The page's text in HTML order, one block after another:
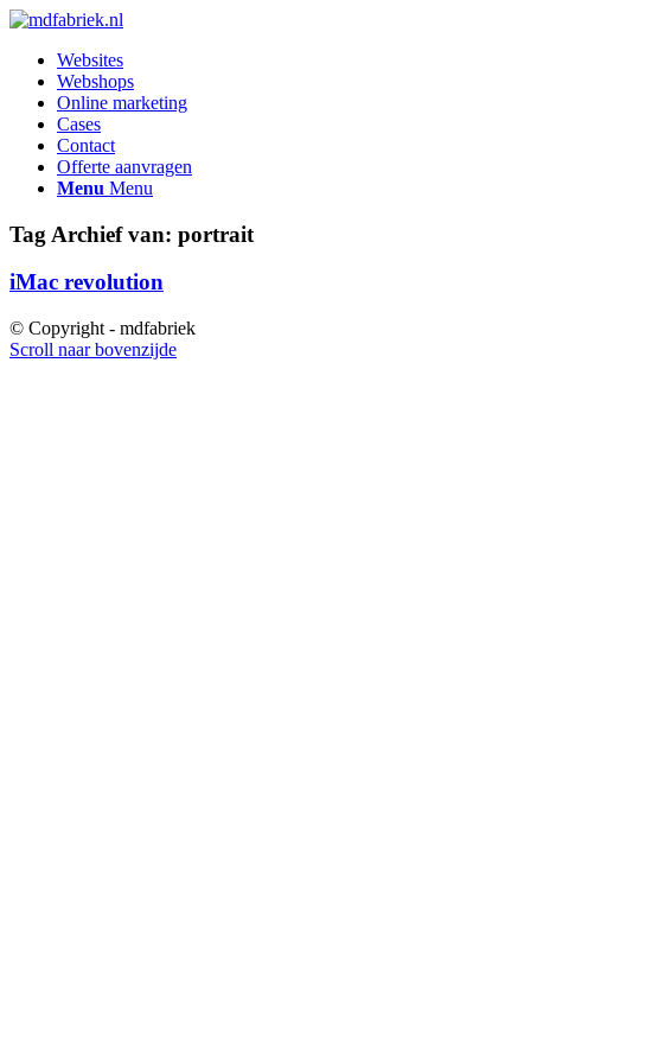
Websites
Webshops
Online marketing
Cases
Contact
Offerte aanvragen
Menu Menu
Tag Archief van: portrait
iMac revolution
© Copyright - mdfabriek
Scroll naar bovenzijde